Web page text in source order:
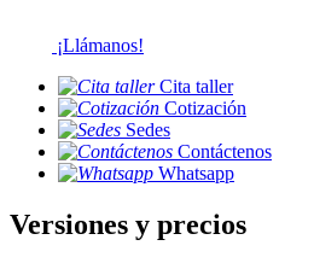
¡Llámanos!
Cita taller
Cotización
Sedes
Contáctenos
Whatsapp
Versiones y precios